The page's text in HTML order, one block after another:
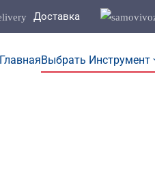
Доставка
ГлавнаяВыбрать Инструмент